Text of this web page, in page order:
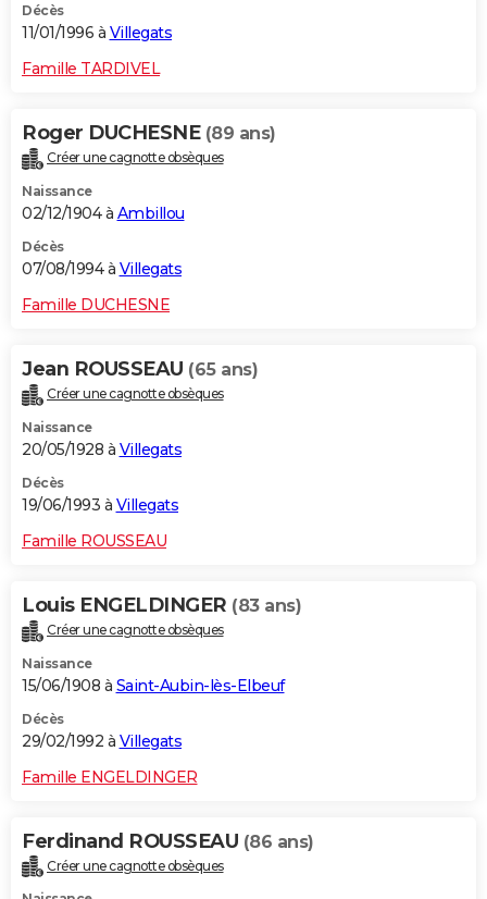
Décès
11/01/1996 à Villegats
Famille TARDIVEL
Roger DUCHESNE (89 ans)
Créer une cagnotte obsèques
Naissance
02/12/1904 à Ambillou
Décès
07/08/1994 à Villegats
Famille DUCHESNE
Jean ROUSSEAU (65 ans)
Créer une cagnotte obsèques
Naissance
20/05/1928 à Villegats
Décès
19/06/1993 à Villegats
Famille ROUSSEAU
Louis ENGELDINGER (83 ans)
Créer une cagnotte obsèques
Naissance
15/06/1908 à Saint-Aubin-lès-Elbeuf
Décès
29/02/1992 à Villegats
Famille ENGELDINGER
Ferdinand ROUSSEAU (86 ans)
Créer une cagnotte obsèques